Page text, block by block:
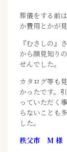
葬儀をする前
か費用とかが
『むさしの』
から顔見知り
せんでした。
カタログ等も
かったです。
っていただく
らないことも
した。
秩父市 M 様